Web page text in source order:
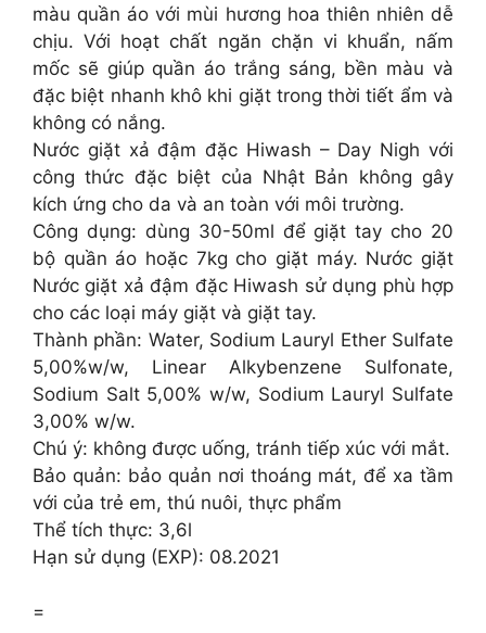
màu quần áo với mùi hương hoa thiên nhiên dễ
chịu. Với hoạt chất ngăn chặn vi khuẩn, nấm
mốc sẽ giúp quần áo trắng sáng, bền màu và
đặc biệt nhanh khô khi giặt trong thời tiết ẩm và
không có nắng.
Nước giặt xả đậm đặc Hiwash – Day Nigh với
công thức đặc biệt của Nhật Bản không gây
kích ứng cho da và an toàn với môi trường.
Công dụng: dùng 30-50ml để giặt tay cho 20
bộ quần áo hoặc 7kg cho giặt máy. Nước giặt
Nước giặt xả đậm đặc Hiwash sử dụng phù hợp
cho các loại máy giặt và giặt tay.
Thành phần: Water, Sodium Lauryl Ether Sulfate
5,00%w/w, Linear Alkybenzene Sulfonate,
Sodium Salt 5,00% w/w, Sodium Lauryl Sulfate
3,00% w/w.
Chú ý: không được uống, tránh tiếp xúc với mắt.
Bảo quản: bảo quản nơi thoáng mát, để xa tầm
với của trẻ em, thú nuôi, thực phẩm
Thể tích thực: 3,6l
Hạn sử dụng (EXP): 08.2021
=